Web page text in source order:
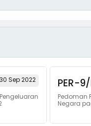
30 Sep 2022
PER-
Pedoman
Negara